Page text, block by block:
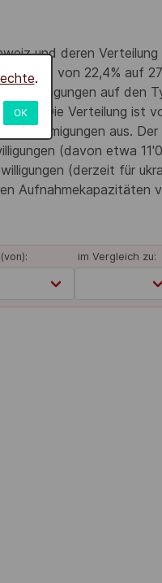
und deren
steigt von 22,4% auf
auf den
Die Verteilung ist
aus.
(davon etwa
(derzeit für
Aufnahmekapazitäten
im Vergleich zu:
.
OK